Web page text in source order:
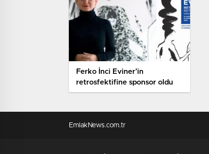
Ferko İnci Eviner’in
retrosfektifine sponsor oldu
EmlakNews.com.tr